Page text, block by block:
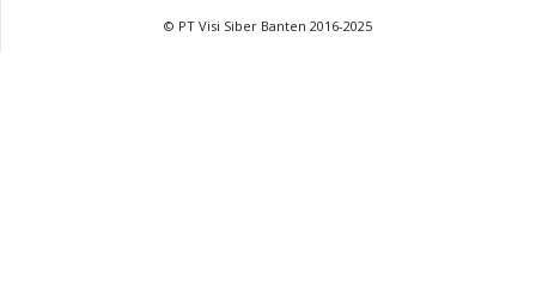
© PT Visi Siber Banten 2016-2025